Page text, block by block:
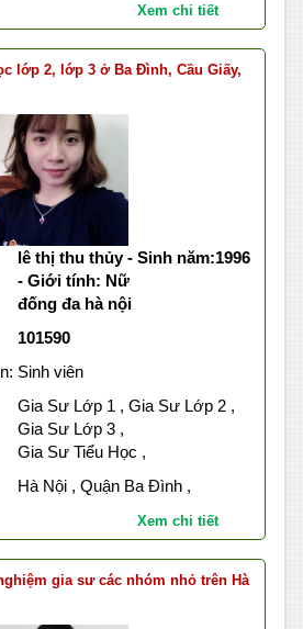
Xem chi tiết
lớp 2, lớp 3 ở Ba Đình, Cầu Giấy,
lê thị thu thủy - Sinh năm:1996
- Giới tính: Nữ
đống đa hà nội
101590
Sinh viên
Gia Sư Lớp 1 , Gia Sư Lớp 2 ,
Gia Sư Lớp 3 ,
Gia Sư Tiểu Học ,
Hà Nội , Quận Ba Đình ,
Xem chi tiết
gia sư các nhóm nhỏ trên Hà